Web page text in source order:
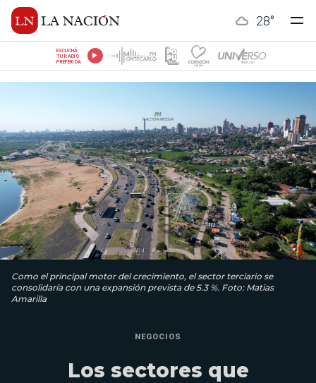
28°
ESCUCHÁ
TU RADIO
PREFERIDA
Como el principal motor del crecimiento, el sector terciario se
consolidaría con una expansión prevista de 5.3 %. Foto: Matias
Amarilla
NEGOCIOS
Los sectores que